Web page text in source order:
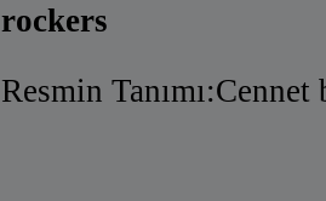
rockers
Resmin